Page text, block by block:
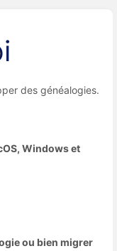
des généalogies.
Windows et
ou bien migrer